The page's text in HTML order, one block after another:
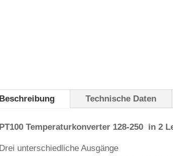
Beschreibung Technische Daten
PT100 Temperaturkonverter 128-250 in 2
Drei unterschiedliche Ausgänge